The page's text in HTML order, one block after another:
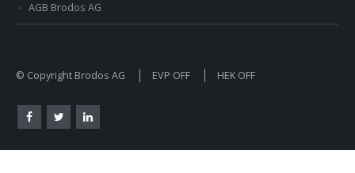
AGB Brodos AG
© Copyright Brodos AG EVP OFF HEK OFF